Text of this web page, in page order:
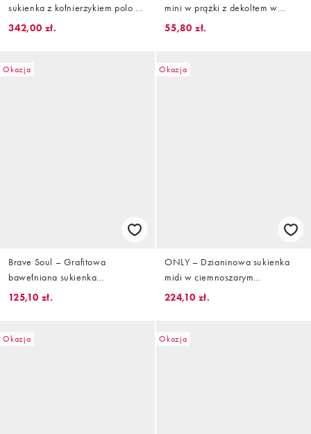
sukienka z kołnierzykiem polo z
podwójnymi lamówkami
342,00 zł.
mini w prążki z dekoltem w
łódkę i odkrytymi plecami
55,80 zł.
Okazja
Brave Soul – Grafitowa
bawełniana sukienka
warstwowa midi z zabudowanym
125,10 zł.
Okazja
ONLY – Dzianinowa sukienka
midi w ciemnoszarym
melanżowym kolorze z
224,10 zł.
Okazja Okazja